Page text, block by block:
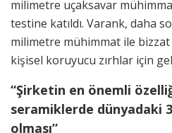
milimetre uçaksavar
testine katıldı. Varank, daha
milimetre mühimmat ile
kişisel koruyucu zırhlar için
“Şirketin en önemli
seramiklerde dünyadaki
olması”